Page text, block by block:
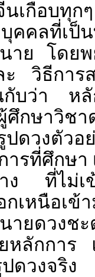
นเกือบทุ
คคลที่เป็
าย โดยพ
วิธีการส
บว่า หลั
าวิชาด
ปดวงตัว
ารที่ศึกษ
ย่าง ที่ไ
กเหนือเ
ายดวงช
หลักกา
ดวงจริง